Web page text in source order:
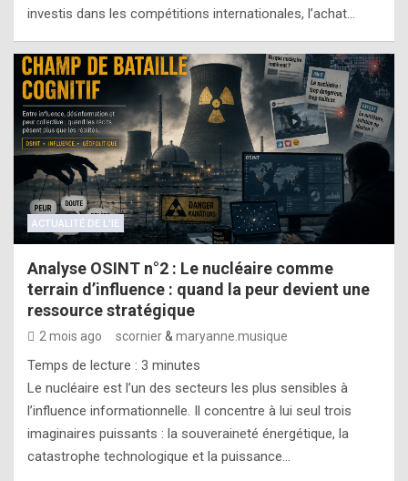
investis dans les compétitions internationales, l’achat…
ACTUALITÉ DE L'IE
Analyse OSINT n°2 : Le nucléaire comme
terrain d’influence : quand la peur devient une
ressource stratégique
2 mois ago scornier& maryanne.musique
Temps de lecture : 3 minutes
Le nucléaire est l’un des secteurs les plus sensibles à
l’influence informationnelle. Il concentre à lui seul trois
imaginaires puissants : la souveraineté énergétique, la
catastrophe technologique et la puissance…